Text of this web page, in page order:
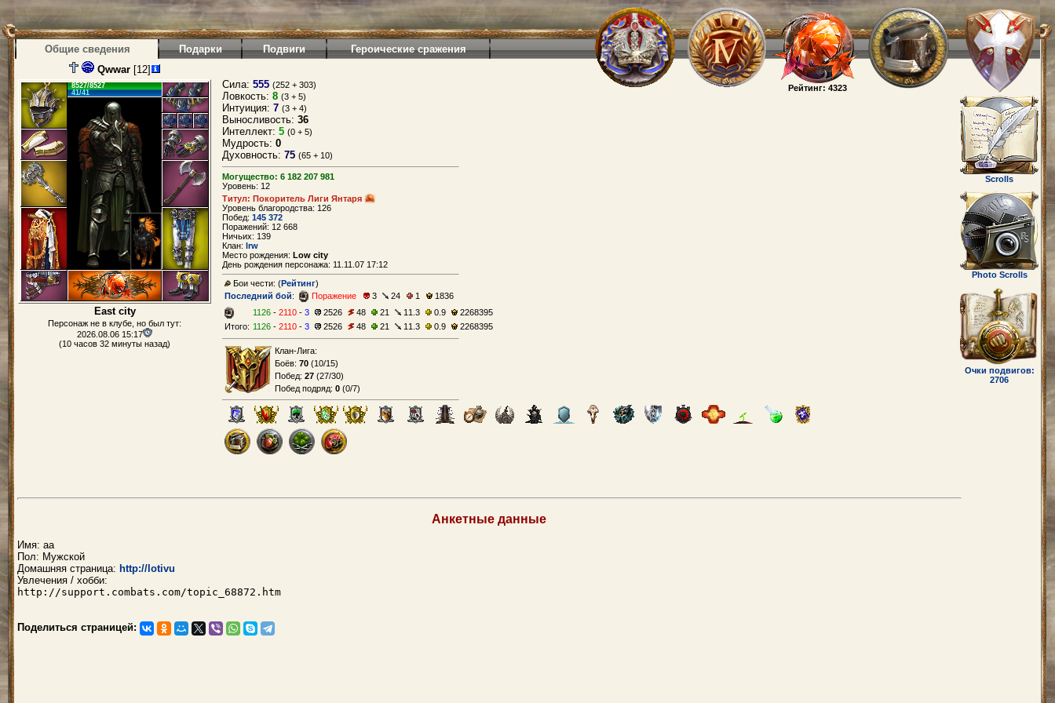
Рейтинг: 4323
Scrolls
Photo Scrolls
Очки подвигов:
2706
Общие сведения Подарки Подвиги
Героические сражения
Qwwar [12]
8527/8527
41/41
East city
Персонаж не в клубе, но был тут:
2026.08.06 15:17
(10 часов 32 минуты назад)
Сила: 555 (252 + 303)
Ловкость: 8 (3 + 5)
Интуиция: 7 (3 + 4)
Выносливость: 36
Интеллект: 5 (0 + 5)
Мудрость: 0
Духовность: 75 (65 + 10)
Могущество: 6 182 207 981
Уровень: 12
Титул: Покоритель Лиги Янтаря
Уровень благородства: 126
Побед: 145 372
Поражений: 12 668
Ничьих: 139
Клан: lrw
Место рождения: Low city
День рождения персонажа: 11.11.07 17:12
Бои чести: (Рейтинг)
Последний бой: Поражение 3 24 1
1836
1126 - 2110 - 3 2526 48 21 11.3 0.9
2268395
Итого: 1126 - 2110 - 3 2526 48 21 11.3 0.9 2268395
Клан-Лига:
Боёв: 70 (10/15)
Побед: 27 (27/30)
Побед подряд: 0 (0/7)
Анкетные данные
Имя: аа
Пол: Мужской
Домашняя страница: http://lotivu
Увлечения / хобби:
http://support.combats.com/topic_68872.htm
Поделиться страницей: